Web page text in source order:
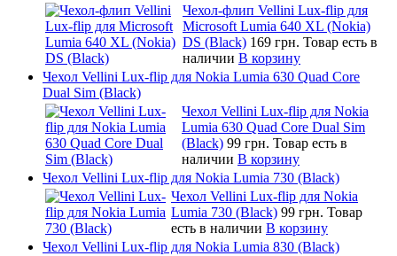
Чехол-флип Vellini Lux-flip для
Microsoft Lumia 640 XL (Nokia)
DS (Black) 169 грн. Товар есть в
наличии В корзину
Чехол Vellini Lux-flip для Nokia Lumia 630 Quad Core
Dual Sim (Black)
Чехол Vellini Lux-flip для Nokia
Lumia 630 Quad Core Dual Sim
(Black) 99 грн. Товар есть в
наличии В корзину
Чехол Vellini Lux-flip для Nokia Lumia 730 (Black)
Чехол Vellini Lux-flip для Nokia
Lumia 730 (Black) 99 грн. Товар
есть в наличии В корзину
Чехол Vellini Lux-flip для Nokia Lumia 830 (Black)